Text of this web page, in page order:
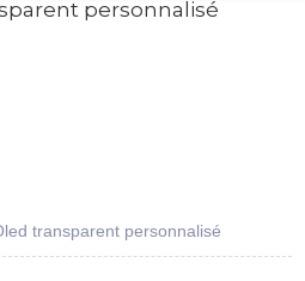
transparent personnalisé